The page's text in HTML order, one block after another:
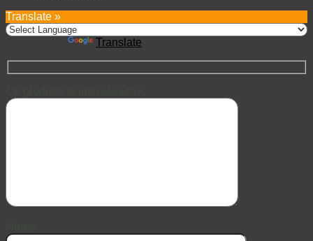
Translate »
Translate